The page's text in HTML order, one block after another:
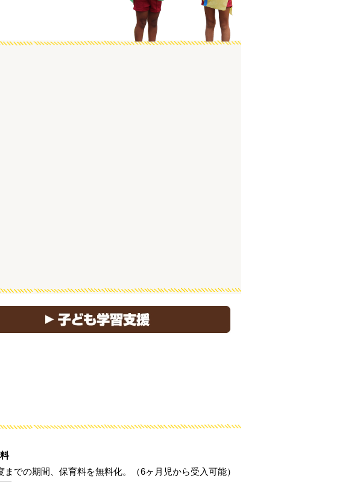
までの期間、保育料を無料化。（6ヶ月児から受入可能）